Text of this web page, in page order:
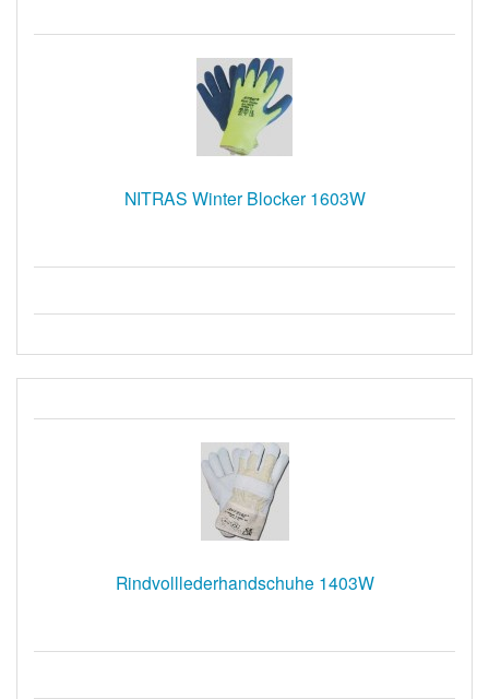
NITRAS Winter Blocker 1603W
Rindvolllederhandschuhe 1403W